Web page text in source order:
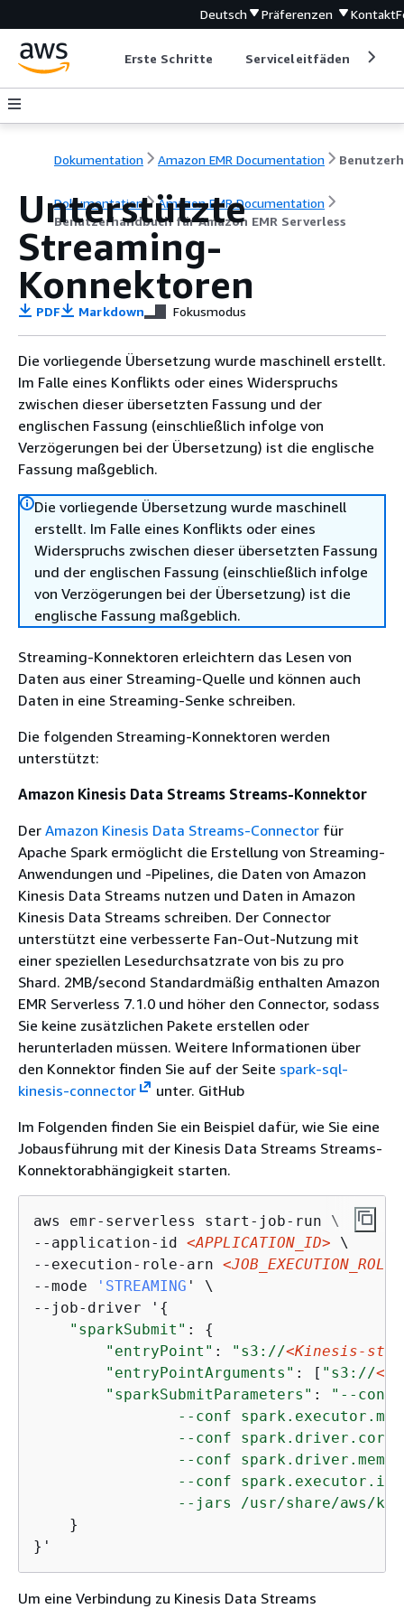
Deutsch Präferenzen Kontakt
Erste Schritte Serviceleitfäden
Dokumentation Amazon EMR Documentation
Dokumentation
Amazon EMR Documentation
Benutzerhandbuch für Amazon EMR Serverless
Unterstützte
Streaming-
Konnektoren
PDF Markdown Fokusmodus
Die vorliegende Übersetzung wurde maschinell erstellt.
Im Falle eines Konflikts oder eines Widerspruchs
zwischen dieser übersetzten Fassung und der
englischen Fassung (einschließlich infolge von
Verzögerungen bei der Übersetzung) ist die englische
Fassung maßgeblich.
Die vorliegende Übersetzung wurde maschinell
erstellt. Im Falle eines Konflikts oder eines
Widerspruchs zwischen dieser übersetzten Fassung
und der englischen Fassung (einschließlich infolge
von Verzögerungen bei der Übersetzung) ist die
englische Fassung maßgeblich.
Streaming-Konnektoren erleichtern das Lesen von
Daten aus einer Streaming-Quelle und können auch
Daten in eine Streaming-Senke schreiben.
Die folgenden Streaming-Konnektoren werden
unterstützt:
Amazon Kinesis Data Streams Streams-Konnektor
Der Amazon Kinesis Data Streams-Connector für
Apache Spark ermöglicht die Erstellung von Streaming-
Anwendungen und -Pipelines, die Daten von Amazon
Kinesis Data Streams nutzen und Daten in Amazon
Kinesis Data Streams schreiben. Der Connector
unterstützt eine verbesserte Fan-Out-Nutzung mit
einer speziellen Lesedurchsatzrate von bis zu pro
Shard. 2MB/second Standardmäßig enthalten Amazon
EMR Serverless 7.1.0 und höher den Connector, sodass
Sie keine zusätzlichen Pakete erstellen oder
herunterladen müssen. Weitere Informationen über
den Konnektor finden Sie auf der Seite spark-sql-
kinesis-connector
unter. GitHub
Im Folgenden finden Sie ein Beispiel dafür, wie Sie eine
Jobausführung mit der Kinesis Data Streams Streams-
Konnektorabhängigkeit starten.
aws emr-serverless start-job-run \
--application-id <APPLICATION_ID> \
--execution-role-arn <JOB_EXECUTION_ROLE>
--mode
'STREAMING ' \
--job-driver ' {
"sparkSubmit" : {
"entryPoint" : "s3://<Kinesis-
"entryPointArguments" : [ "s3://
"sparkSubmitParameters" :
"--conf
--conf
--conf
--conf
--conf
--jars /usr/share/aws/
    }
}'
Um eine Verbindung zu Kinesis Data Streams